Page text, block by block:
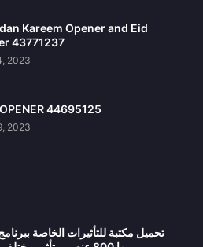
Kareem Opener and Eid
43771237
2023
44695125
2023
تحميل مكتبة للتأثيرات الخاصة